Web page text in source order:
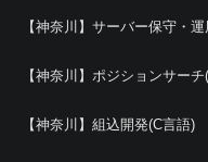
【神奈川】サーバー保守・運
【神奈川】ポジションサー
【神奈川】組込開発(C言語)